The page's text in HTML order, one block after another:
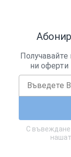
ни оферти
С въвеждане